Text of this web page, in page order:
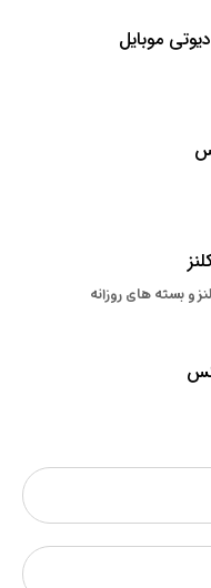
و بسته های روزانه